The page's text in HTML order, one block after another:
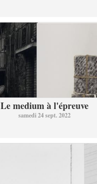
Le medium à l'épreuve
samedi 24 sept. 2022